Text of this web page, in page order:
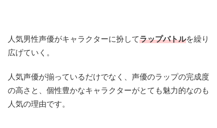
人気男性声優がキャラクターに扮してラップバトルを繰り
広げていく。
人気声優が揃っているだけでなく、声優のラップの完成度
の高さと、個性豊かなキャラクターがとても魅力的なのも
人気の理由です。